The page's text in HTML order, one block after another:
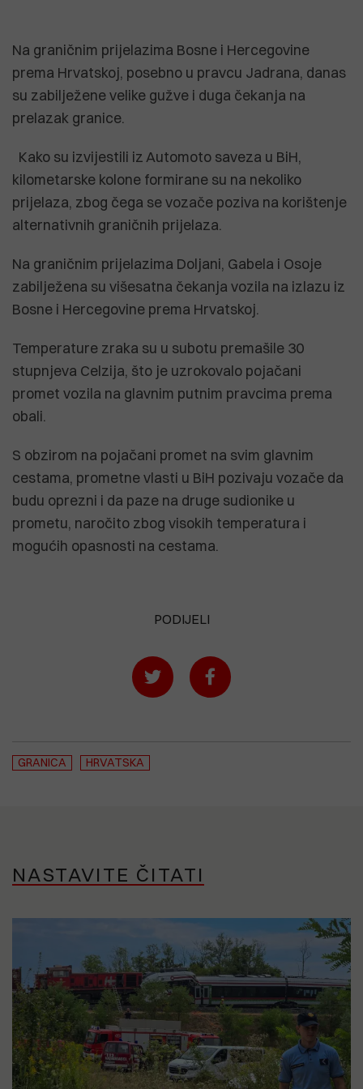
Na graničnim prijelazima Bosne i Hercegovine
prema Hrvatskoj, posebno u pravcu Jadrana, danas
su zabilježene velike gužve i duga čekanja na
prelazak granice.
Kako su izvijestili iz Automoto saveza u BiH,
kilometarske kolone formirane su na nekoliko
prijelaza, zbog čega se vozače poziva na korištenje
alternativnih graničnih prijelaza.
Na graničnim prijelazima Doljani, Gabela i Osoje
zabilježena su višesatna čekanja vozila na izlazu iz
Bosne i Hercegovine prema Hrvatskoj.
Temperature zraka su u subotu premašile 30
stupnjeva Celzija, što je uzrokovalo pojačani
promet vozila na glavnim putnim pravcima prema
obali.
S obzirom na pojačani promet na svim glavnim
cestama, prometne vlasti u BiH pozivaju vozače da
budu oprezni i da paze na druge sudionike u
prometu, naročito zbog visokih temperatura i
mogućih opasnosti na cestama.
PODIJELI
GRANICA HRVATSKA
NASTAVITE ČITATI